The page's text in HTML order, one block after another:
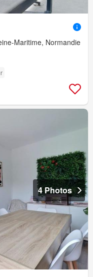
Maritime, Normandie
4 Photos